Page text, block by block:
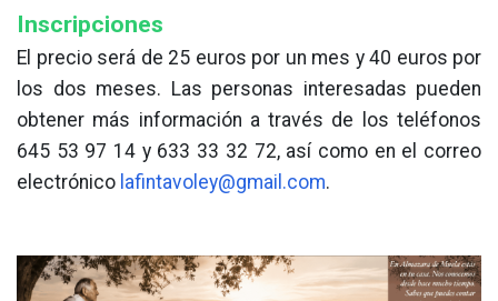
Inscripciones
El precio será de 25 euros por un mes y 40 euros por
los dos meses. Las personas interesadas pueden
obtener más información a través de los teléfonos
645 53 97 14 y 633 33 32 72, así como en el correo
electrónico lafintavoley@gmail.com.